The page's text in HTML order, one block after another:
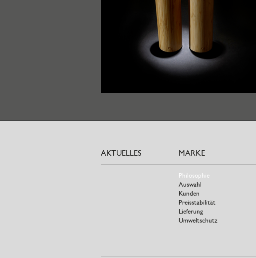
AKTUELLES MARKE
Philosophie
Auswahl
Kunden
Preisstabilität
Lieferung
Umweltschutz